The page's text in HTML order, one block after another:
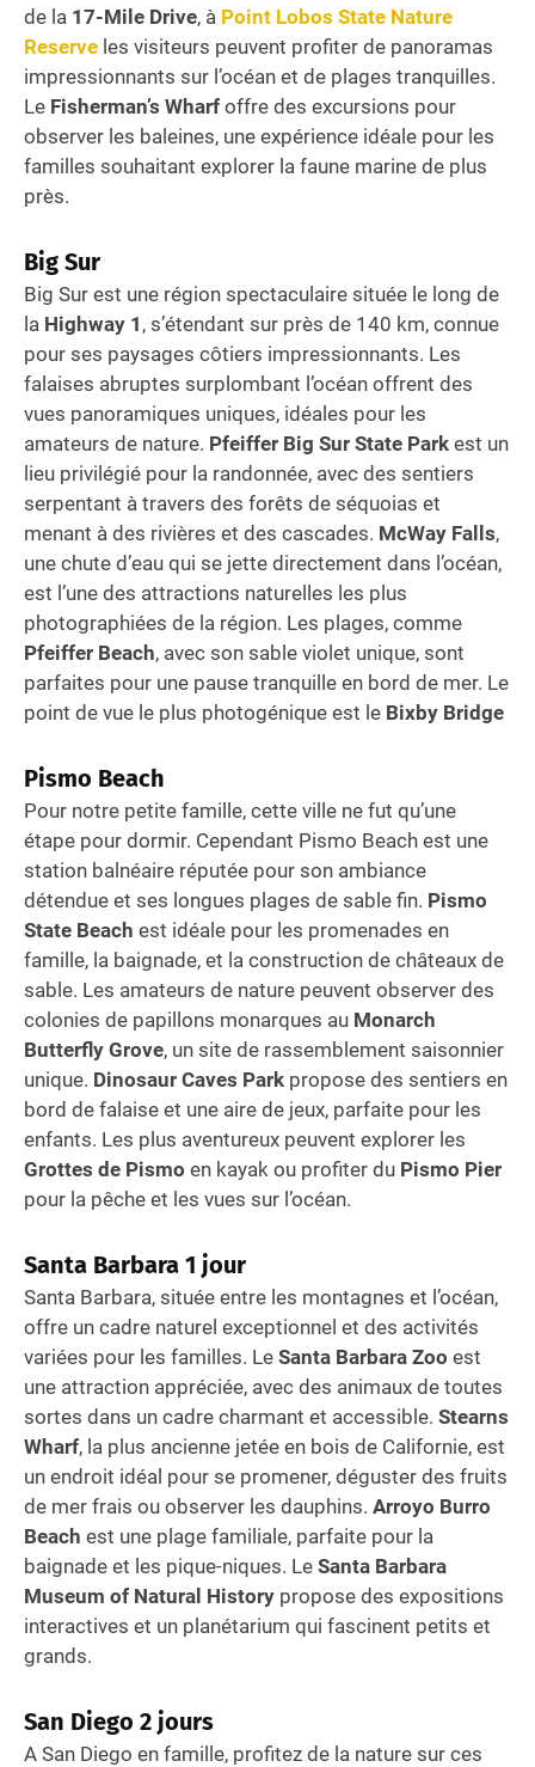
de la 17-Mile Drive, à Point Lobos State Nature
Reserve les visiteurs peuvent profiter de panoramas
impressionnants sur l’océan et de plages tranquilles.
Le Fisherman’s Wharf offre des excursions pour
observer les baleines, une expérience idéale pour les
familles souhaitant explorer la faune marine de plus
près.
Big Sur
Big Sur est une région spectaculaire située le long de
la Highway 1 , s’étendant sur près de 140 km, connue
pour ses paysages côtiers impressionnants. Les
falaises abruptes surplombant l’océan offrent des
vues panoramiques uniques, idéales pour les
amateurs de nature. Pfeiffer Big Sur State Park est un
lieu privilégié pour la randonnée, avec des sentiers
serpentant à travers des forêts de séquoias et
menant à des rivières et des cascades. McWay Falls,
une chute d’eau qui se jette directement dans l’océan,
est l’une des attractions naturelles les plus
photographiées de la région. Les plages, comme
Pfeiffer Beach, avec son sable violet unique, sont
parfaites pour une pause tranquille en bord de mer. Le
point de vue le plus photogénique est le Bixby Bridge
Pismo Beach
Pour notre petite famille, cette ville ne fut qu’une
étape pour dormir. Cependant Pismo Beach est une
station balnéaire réputée pour son ambiance
détendue et ses longues plages de sable fin. Pismo
State Beach est idéale pour les promenades en
famille, la baignade, et la construction de châteaux de
sable. Les amateurs de nature peuvent observer des
colonies de papillons monarques au Monarch
Butterfly Grove, un site de rassemblement saisonnier
unique. Dinosaur Caves Park propose des sentiers en
bord de falaise et une aire de jeux, parfaite pour les
enfants. Les plus aventureux peuvent explorer les
Grottes de Pismo en kayak ou profiter du Pismo Pier
pour la pêche et les vues sur l’océan.
Santa Barbara 1 jour
Santa Barbara, située entre les montagnes et l’océan,
offre un cadre naturel exceptionnel et des activités
variées pour les familles. Le Santa Barbara Zoo est
une attraction appréciée, avec des animaux de toutes
sortes dans un cadre charmant et accessible. Stearns
Wharf, la plus ancienne jetée en bois de Californie, est
un endroit idéal pour se promener, déguster des fruits
de mer frais ou observer les dauphins. Arroyo Burro
Beach est une plage familiale, parfaite pour la
baignade et les pique-niques. Le Santa Barbara
Museum of Natural History propose des expositions
interactives et un planétarium qui fascinent petits et
grands.
San Diego 2 jours
A San Diego en famille, profitez de la nature sur ces